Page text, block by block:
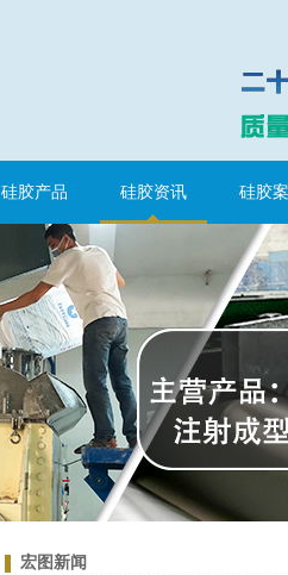
硅胶产品 硅胶资讯 硅胶
宏图新闻